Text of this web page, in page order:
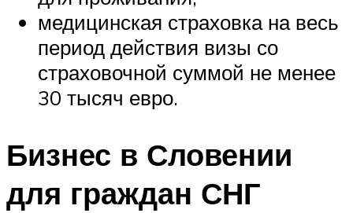
медицинская страховка на весь
период действия визы со
страховочной суммой не менее
30 тысяч евро.
Бизнес в Словении
для граждан СНГ